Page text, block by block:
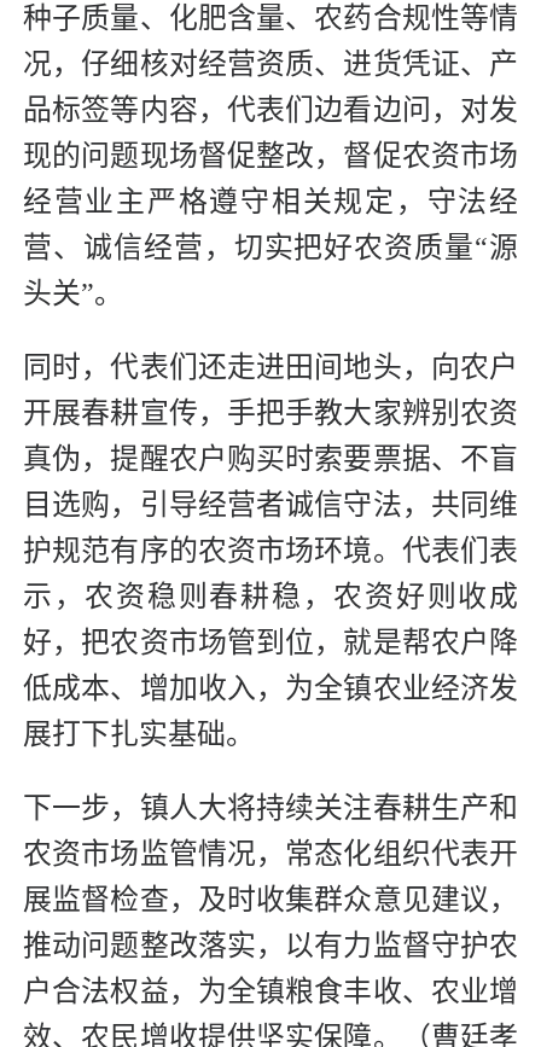
种子质量、化肥含量、农药合规性等情
况，仔细核对经营资质、进货凭证、产
品标签等内容，代表们边看边问，对发
现的问题现场督促整改，督促农资市场
经营业主严格遵守相关规定，守法经
营、诚信经营，切实把好农资质量“源
头关”。
同时，代表们还走进田间地头，向农户
开展春耕宣传，手把手教大家辨别农资
真伪，提醒农户购买时索要票据、不盲
目选购，引导经营者诚信守法，共同维
护规范有序的农资市场环境。代表们表
示，农资稳则春耕稳，农资好则收成
好，把农资市场管到位，就是帮农户降
低成本、增加收入，为全镇农业经济发
展打下扎实基础。
下一步，镇人大将持续关注春耕生产和
农资市场监管情况，常态化组织代表开
展监督检查，及时收集群众意见建议，
推动问题整改落实，以有力监督守护农
户合法权益，为全镇粮食丰收、农业增
效、农民增收提供坚实保障。（曹廷孝